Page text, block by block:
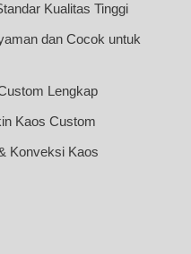
Kualitas Tinggi
dan Cocok untuk
Lengkap
Kaos Custom
Konveksi Kaos